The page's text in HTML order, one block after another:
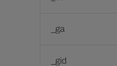
_ga
_gid